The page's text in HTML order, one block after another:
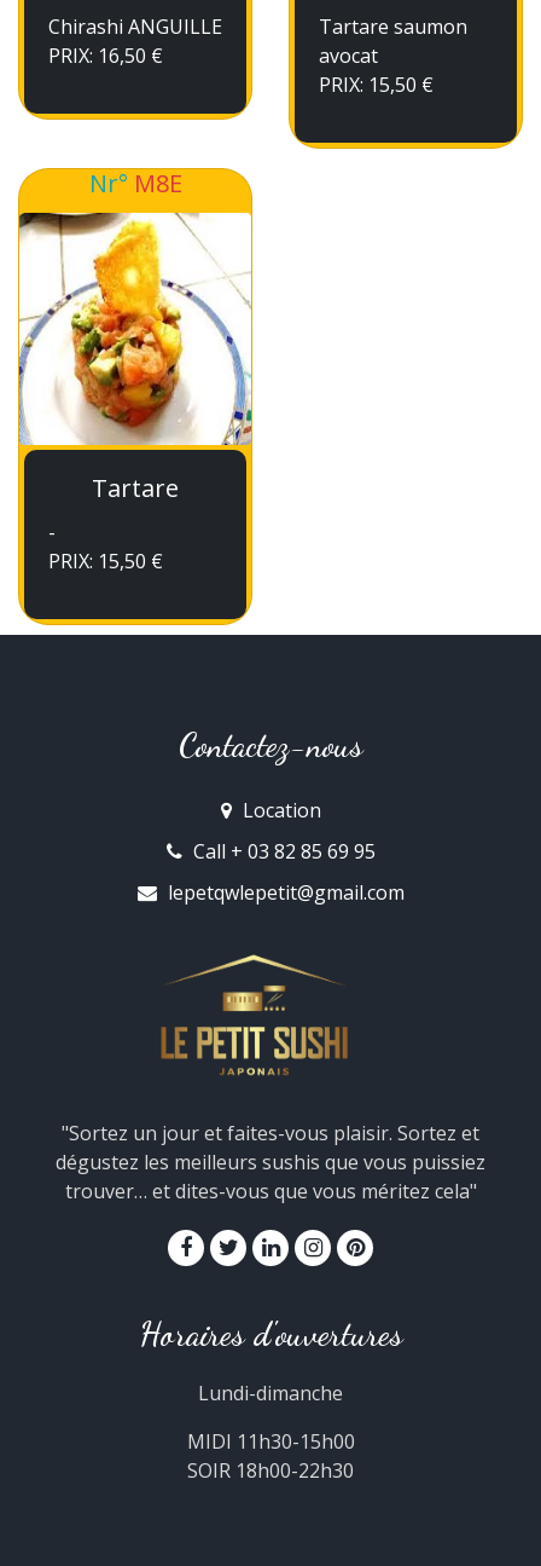
Chirashi ANGUILLE
PRIX: 16,50 €
Tartare saumon
avocat
PRIX: 15,50 €
Nr° M8E
Tartare
-
PRIX: 15,50 €
Contactez-nous
Location
Call + 03 82 85 69 95
lepetqwlepetit@gmail.com
"Sortez un jour et faites-vous plaisir. Sortez et
dégustez les meilleurs sushis que vous puissiez
trouver… et dites-vous que vous méritez cela"
Horaires d'ouvertures
Lundi-dimanche
MIDI 11h30-15h00
SOIR 18h00-22h30